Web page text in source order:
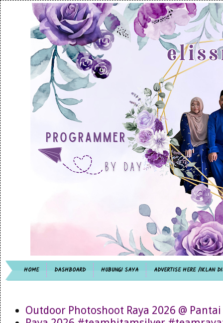
HOME DASHBOARD HUBUNGI SAYA ADVERTISE HERE /IKLAN
Outdoor Photoshoot Raya 2026 @ Pantai